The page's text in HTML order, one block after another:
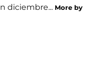
diciembre... More by